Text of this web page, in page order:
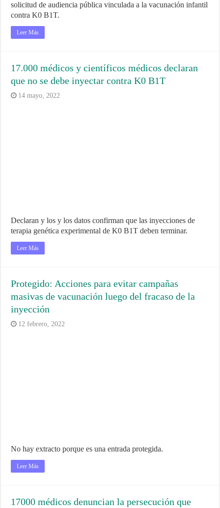
solicitud de audiencia pública vinculada a la vacunación infantil
contra K0 B1T.
Leer Más
17.000 médicos y científicos médicos declaran
que no se debe inyectar contra K0 B1T
14 mayo, 2022
Declaran y los y los datos confirman que las inyecciones de
terapia genética experimental de K0 B1T deben terminar.
Leer Más
Protegido: Acciones para evitar campañas
masivas de vacunación luego del fracaso de la
inyección
12 febrero, 2022
No hay extracto porque es una entrada protegida.
Leer Más
17000 médicos denuncian la persecución que